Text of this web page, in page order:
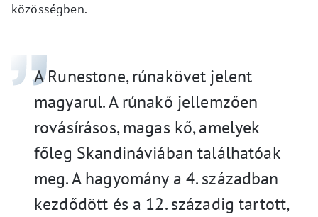
közösségben.
A Runestone, rúnakövet jelent
magyarul. A rúnakő jellemzően
rovásírásos, magas kő, amelyek
főleg Skandináviában találhatóak
meg. A hagyomány a 4. században
kezdődött és a 12. századig tartott,